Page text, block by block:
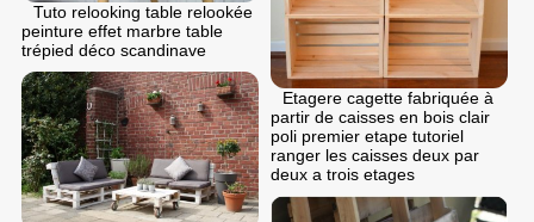
Tuto relooking table relookée
peinture effet marbre table
trépied déco scandinave
Etagere cagette fabriquée à
partir de caisses en bois clair
poli premier etape tutoriel
ranger les caisses deux par
deux a trois etages